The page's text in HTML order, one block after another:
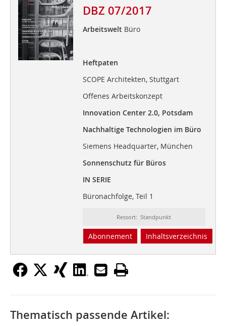
DBZ 07/2017
Arbeitswelt Büro
Heftpaten
SCOPE Architekten, Stuttgart
Offenes Arbeitskonzept
Innovation Center 2.0, Potsdam
Nachhaltige Technologien im Büro
Siemens Headquarter, München
Sonnenschutz für Büros
IN SERIE
Büronachfolge, Teil 1
Ressort: Standpunkt
Abonnement Inhaltsverzeichnis
Thematisch passende Artikel: